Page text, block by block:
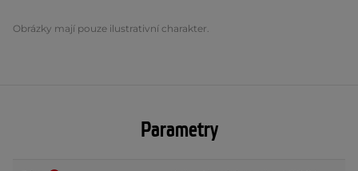
Obrázky mají pouze ilustrativní charakter.
Parametry